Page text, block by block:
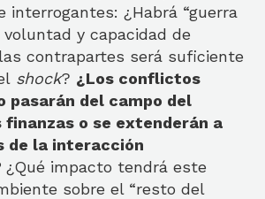
interrogantes: ¿Habrá “guerra
y capacidad de
contrapartes será suficiente
shock? ¿Los conflictos
pasarán del campo del
finanzas o se extenderán a
de la interacción
¿Qué impacto tendrá este
sobre el “resto del